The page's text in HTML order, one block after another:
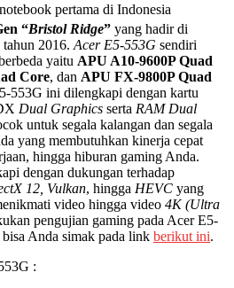
pertama di Indonesia
“Bristol Ridge” yang hadir di
tahun 2016. Acer E5-553G sendiri
yaitu APU A10-9600P Quad
Core, dan APU FX-9800P Quad
553G ini dilengkapi dengan kartu
Dual Graphics serta RAM Dual
untuk segala kalangan dan segala
yang membutuhkan kinerja cepat
hingga hiburan gaming Anda.
dengan dukungan terhadap
12, Vulkan, hingga HEVC yang
video hingga video 4K (Ultra
pengujian gaming pada Acer E5-
Anda simak pada link berikut ini.
: